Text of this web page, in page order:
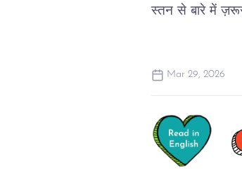
स्तन से बारे में
Mar 29, 2026